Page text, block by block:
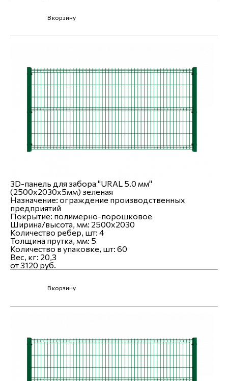
В корзину
3D-панель для забора "URAL 5.0 мм"
(2500х2030х5мм) зеленая
Назначение: ограждение производственных
предприятий
Покрытие: полимерно-порошковое
Ширина/высота, мм: 2500x2030
Количество ребер, шт: 4
Толщина прутка, мм: 5
Количество в упаковке, шт: 60
Вес, кг: 20,3
от 3120 руб.
В корзину